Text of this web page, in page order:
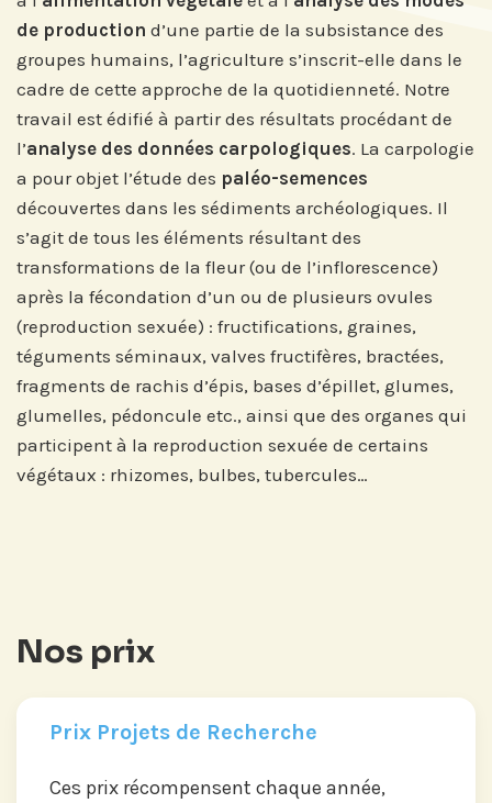
de production d’une partie de la subsistance des
groupes humains, l’agriculture s’inscrit-elle dans le
cadre de cette approche de la quotidienneté. Notre
travail est édifié à partir des résultats procédant de
l’analyse des données carpologiques. La carpologie
a pour objet l’étude des paléo-semences
découvertes dans les sédiments archéologiques. Il
s’agit de tous les éléments résultant des
transformations de la fleur (ou de l’inflorescence)
après la fécondation d’un ou de plusieurs ovules
(reproduction sexuée) : fructifications, graines,
téguments séminaux, valves fructifères, bractées,
fragments de rachis d’épis, bases d’épillet, glumes,
glumelles, pédoncule etc., ainsi que des organes qui
participent à la reproduction sexuée de certains
végétaux : rhizomes, bulbes, tubercules…
Nos prix
Prix Projets de Recherche
Ces prix récompensent chaque année,
Abonnez-vous à notre compte
LinkedIn pour suivre nos actualités,
événements et les avancées de
l'Institut.
Abonnez-vous sur LinkedIn
Prix Projets de Recherche